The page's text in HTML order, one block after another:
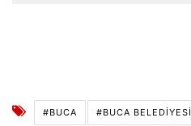
#BUCA #BUCA BELEDIYESI